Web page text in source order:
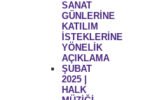
SANAT
GÜNLERİNE
KATILIM
İSTEKLERİNE
YÖNELİK
AÇIKLAMA
ŞUBAT
2025 |
HALK